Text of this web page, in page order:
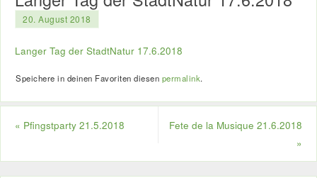
20. August 2018
Langer Tag der StadtNatur 17.6.2018
Speichere in deinen Favoriten diesen permalink.
« Pfingstparty 21.5.2018
Fete de la Musique 21.6.2018
»